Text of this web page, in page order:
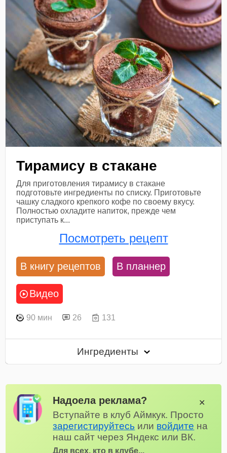
Тирамису в стакане
Для приготовления тирамису в стакане
подготовьте ингредиенты по списку. Приготовьте
чашку сладкого крепкого кофе по своему вкусу.
Полностью охладите напиток, прежде чем
приступать к...
Посмотреть рецепт
В книгу рецептов В планнер
Видео
90 мин 26 131
Ингредиенты
Надоела реклама?
Вступайте в клуб Аймкук. Просто
зарегистируйтесь или войдите на
наш сайт через Яндекс или ВК.
Для всех, кто в клубе...
✕